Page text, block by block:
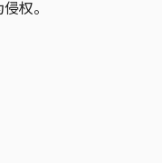
权。